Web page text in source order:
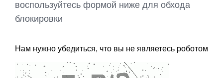
воспользуйтесь формой ниже для обхода
блокировки
Нам нужно убедиться, что вы не являетесь роботом